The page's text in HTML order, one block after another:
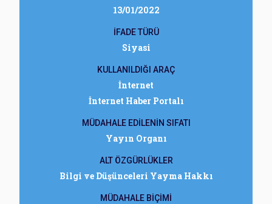
13/01/2022
İFADE TÜRÜ
Siyasi
KULLANILDIĞI ARAÇ
İnternet
İnternet Haber Portalı
MÜDAHALE EDİLENİN SIFATI
Yayın Organı
ALT ÖZGÜRLÜKLER
Bilgi ve Düşünceleri Yayma Hakkı
MÜDAHALE BİÇİMİ